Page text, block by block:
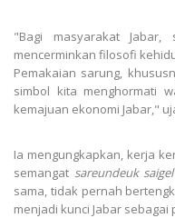
"Bagi masyarakat
mencerminkan filosofi
Pemakaian sarung,
simbol kita menghormati
kemajuan ekonomi Jabar,"
Ia mengungkapkan, kerja
semangat sareundeuk
sama, tidak pernah
menjadi kunci Jabar